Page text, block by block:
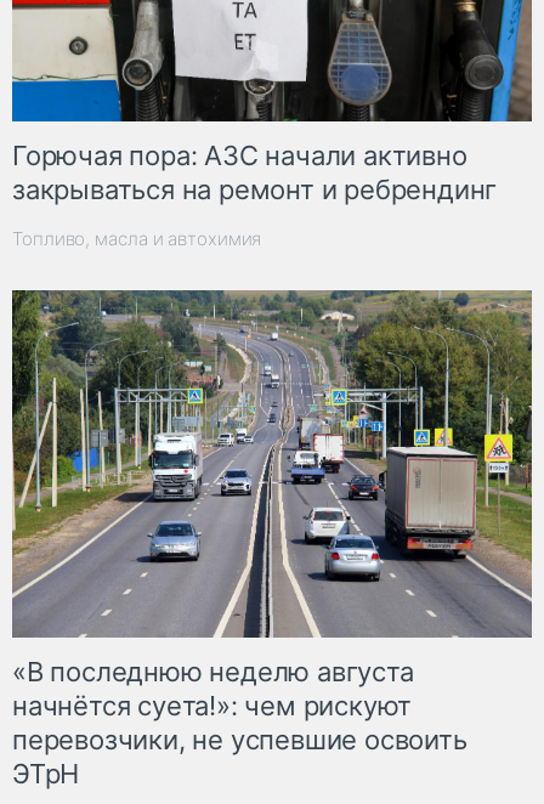
Горючая пора: АЗС начали активно
закрываться на ремонт и ребрендинг
Топливо, масла и автохимия
«В последнюю неделю августа
начнётся суета!»: чем рискуют
перевозчики, не успевшие освоить
ЭТрН